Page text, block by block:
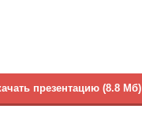
презентацию (8.8 Мб)